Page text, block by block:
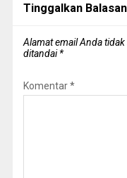
Tinggalkan Balasan
Alamat email Anda
ditandai*
Komentar*